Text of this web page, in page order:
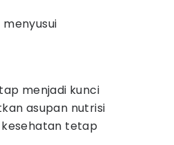
menjadi kunci
asupan nutrisi
tetap